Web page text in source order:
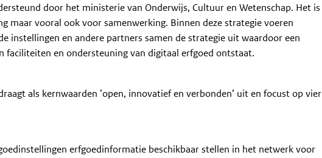
door het ministerie van Onderwijs, Cultuur en Wetenschap. Het is
maar vooral ook voor samenwerking. Binnen deze strategie voeren
instellingen en andere partners samen de strategie uit waardoor een
faciliteiten en ondersteuning van digitaal erfgoed ontstaat.
als kernwaarden ’open, innovatief en verbonden’ uit en focust op vier
erfgoedinformatie beschikbaar stellen in het netwerk voor